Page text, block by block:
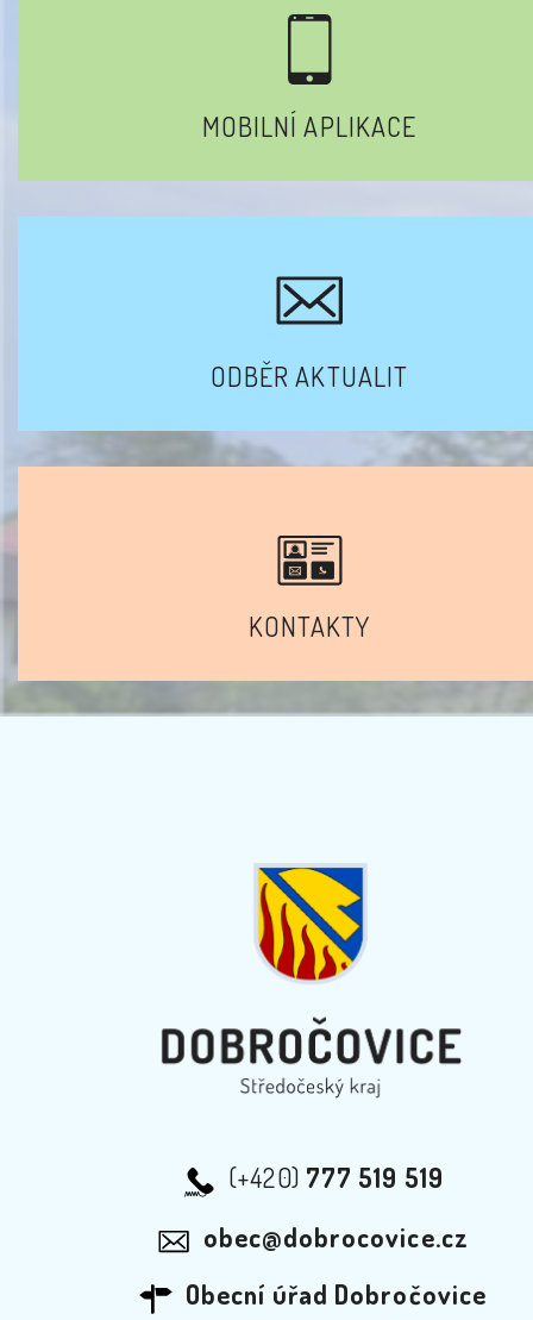
MOBILNÍ APLIKACE
ODBĚR AKTUALIT
KONTAKTY
(+420) 777 519 519
obec@dobrocovice.cz
Obecní úřad Dobročovice